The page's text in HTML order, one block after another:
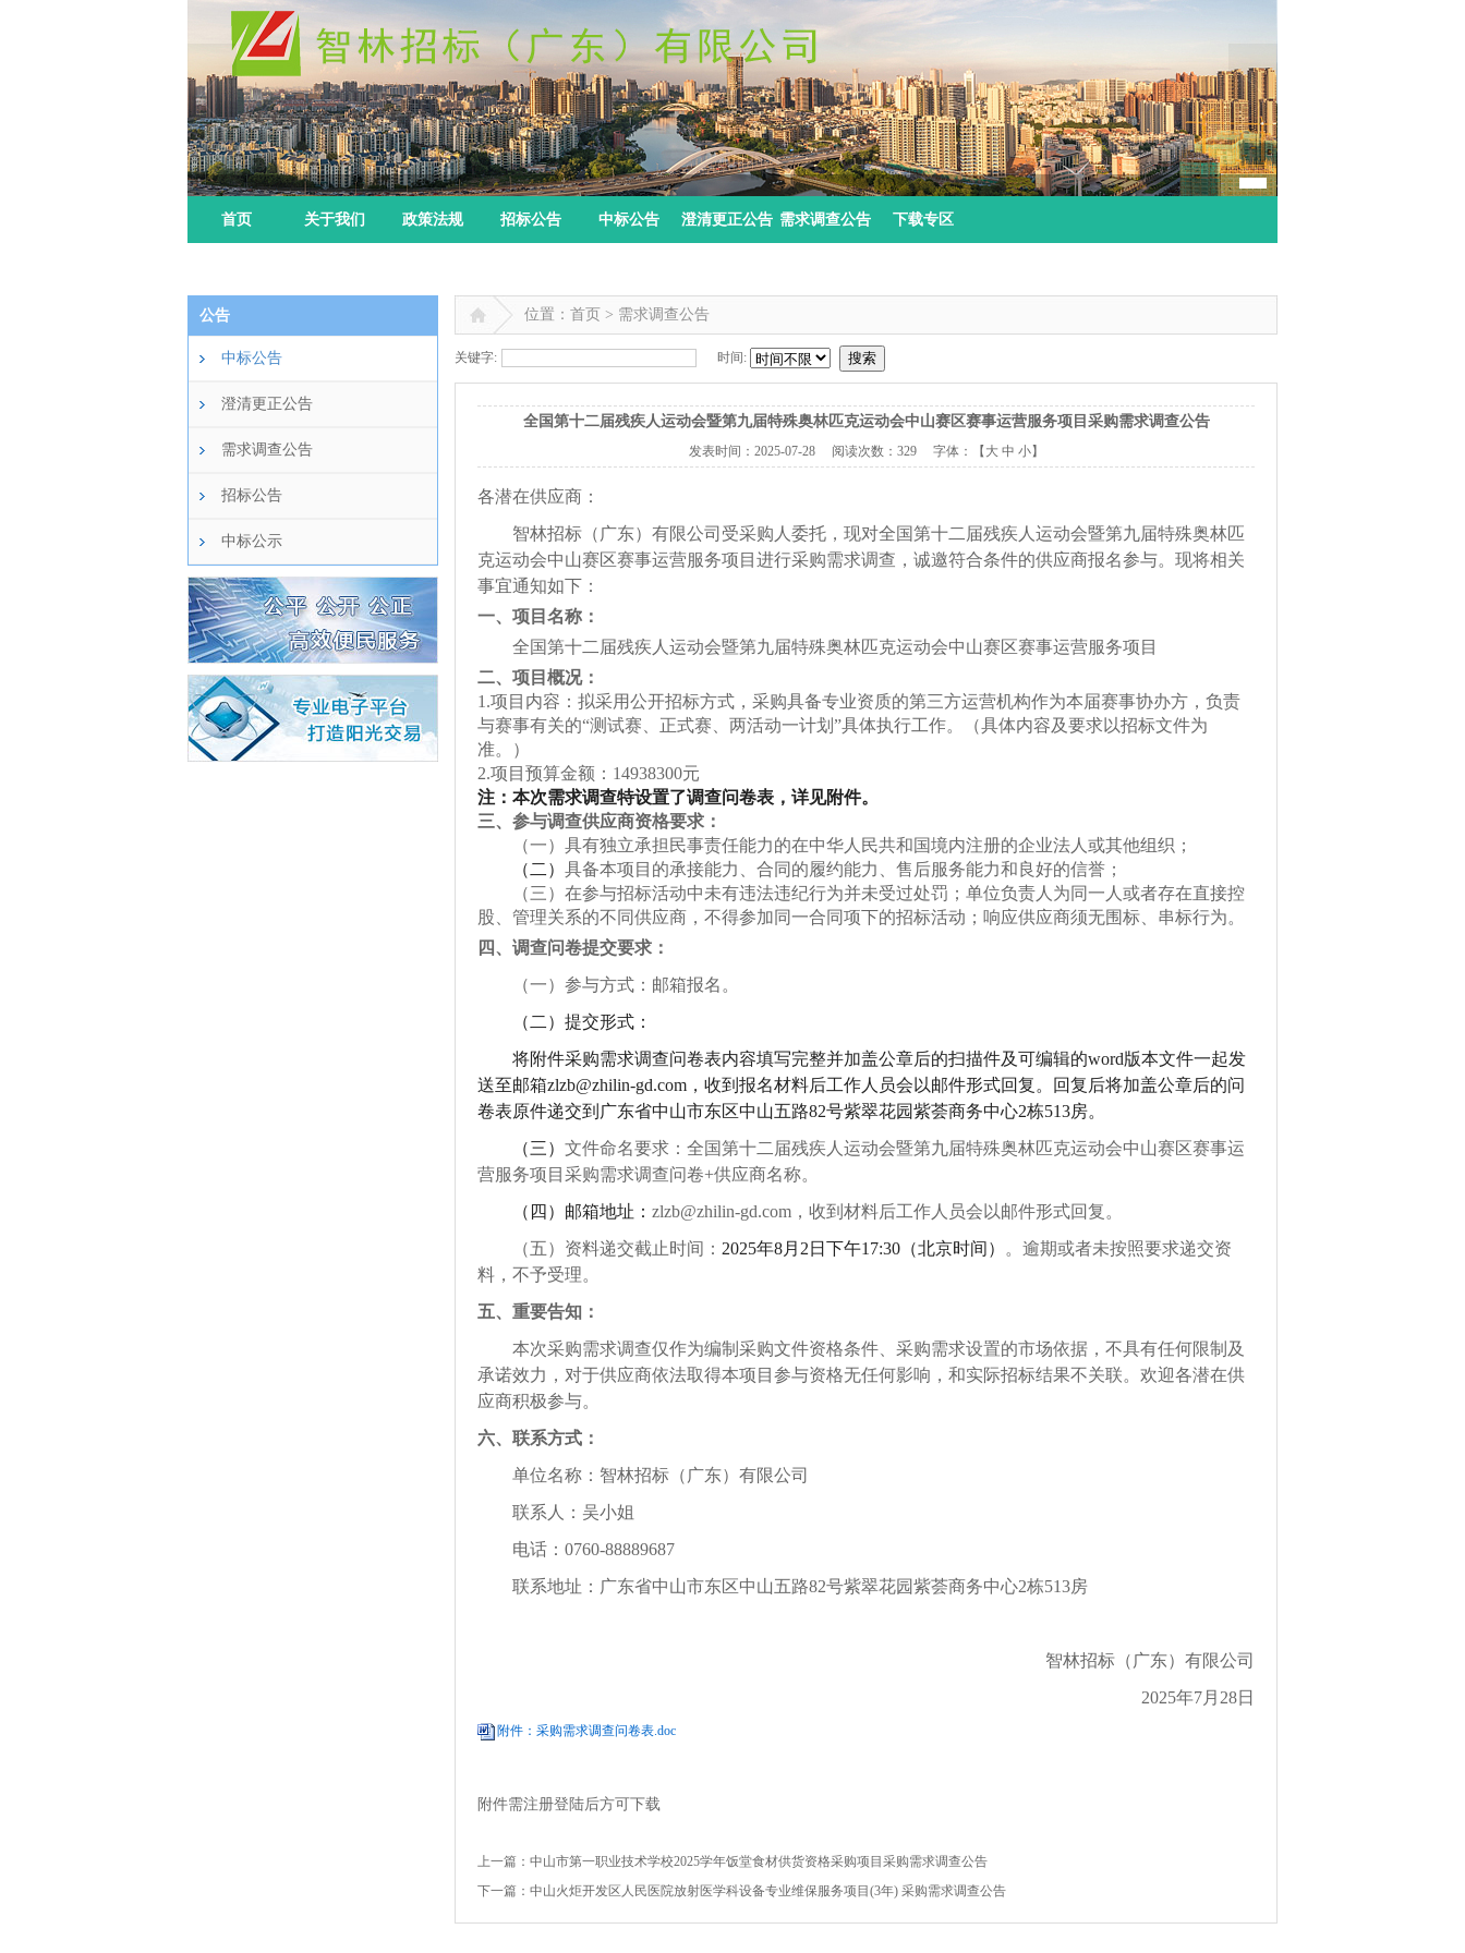
首页 关于我们 政策法规 招标公告 中标公告 澄清更正公告 需求调查公告 下载专区
公告
中标公告
澄清更正公告
需求调查公告
招标公告
中标公示
位置：首页 > 需求调查公告
关键字: 时间: 搜索
全国第十二届残疾人运动会暨第九届特殊奥林匹克运动会中山赛区赛事运营服务项目采购需求调查公告
发表时间： 2025-07-28阅读次数： 329 字体：【 大 中 小】
各潜在供应商：
智林招标（广东）有限公司受采购人 委托， 现对全国第十二届残疾人运动会暨第九届特殊奥林匹
克运动会中山赛区赛事运营服务项目 进行采购需求调查，诚邀符合条件的供应商报名参与。 现将相关
事宜通知如下：
一、 项目名称：
全国第十二届残疾人运动会暨第九届特殊奥林匹克运动会中山赛区赛事运营服务项目
二、项目 概况：
1.项目内容：拟采用公开招标方式，采购具备专业资质的第三方运营机构作为本届赛事协办方，负责
与赛事有关的“测试赛、正式赛、两活动一计划”具体执行工作。（具体内容及要求以招标文件为
准。）
2.项目预算金额：14938300元
注：本次需求调查特设置了调查问卷表，详见附件。
三、 参与调查供应商资格要求 ：
（一） 具有独立承担民事责任能力的在中华人民共和国境内注册的企业法人或其他组织；
（ 二 ） 具备本项目的承接能力、合同的履约能力、售后服务能力和良好的信誉；
（三） 在参与招标活动中未有违法违纪行为并未受过处罚；单位负责人为同一人或者存在直接控
股、管理关系的不同供应商，不得参加同一合同项下的招标活动；响应供应商须无围标、串标行为。
四、调查问卷提交要求：
（一）参与方式：邮箱报名。
（ 二 ） 提交形式：
将附件采购需求调查问卷表内容填写完整并加盖公章后的扫描件及可编辑的word版本文件一起发
送至邮箱zlzb@zhilin-gd.com，收到报名材料后工作人员会以邮件形式回复。回复后将加盖公章后的问
卷表原件递交到广东省中山市东区中山五路82号紫翠花园紫荟商务中心2栋513房。
（三） 文件命名要求 ：全国第十二届残疾人运动会暨第九届特殊奥林匹克运动会中山赛区赛事运
营服务项目 采购需求调查问卷+供应商名称。
（四）邮箱地址： zlzb@zhilin-gd.com ， 收到材料后工作人员会以邮件形式回复。
（五）资料递交截止时间： 2025年8月 2 日 下午17:30（北京时间） 。 逾期或者未按照要求递交资
料，不予受理。
五、 重要告知：
本次采购需求调查仅作为编制采购文件资格条件 采购需求设置的市场依据， 不具有任何限制及
承诺效力，对于供应商依法取得本项目参与资格无任何影响，和实际招标结果不关联。欢迎各潜在供
应商积极参与。
六、联系方式：
单位名称： 智林招标（广东）有限公司
联系人： 吴小姐
电话： 0760-88889687
联系地址： 广东省中山市东区中山五路82号紫翠花园紫荟商务中心2栋513房
智林招标（广东）有限公司
2025年7月28日
附件：采购需求调查问卷表.doc
附件需注册登陆后方可下载
上一篇： 中山市第一职业技术学校2025学年饭堂食材供货资格采购项目采购需求调查公告
下一篇： 中山火炬开发区人民医院放射医学科设备专业维保服务项目(3年) 采购需求调查公告